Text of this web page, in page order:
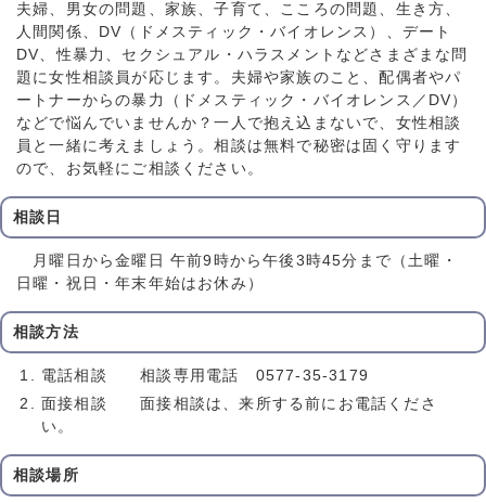
夫婦、男女の問題、家族、子育て、こころの問題、生き方、
人間関係、DV（ドメスティック・バイオレンス）、デート
DV、性暴力、セクシュアル・ハラスメントなどさまざまな問
題に女性相談員が応じます。夫婦や家族のこと、配偶者やパ
ートナーからの暴力（ドメスティック・バイオレンス／DV）
などで悩んでいませんか？一人で抱え込まないで、女性相談
員と一緒に考えましょう。相談は無料で秘密は固く守ります
ので、お気軽にご相談ください。
相談日
月曜日から金曜日 午前9時から午後3時45分まで（土曜・
日曜・祝日・年末年始はお休み）
相談方法
電話相談 相談専用電話 0577-35-3179
面接相談 面接相談は、来所する前にお電話くださ
い。
相談場所